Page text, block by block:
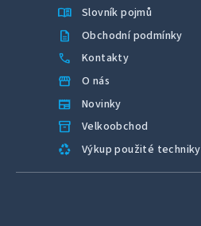
menu_book Slovník pojmů
description Obchodní podmínky
call Kontakty
storefront O nás
newspaper Novinky
inventory_2 Velkoobchod
recycling Výkup použité techniky